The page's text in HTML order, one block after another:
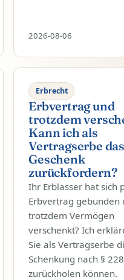
2026-08-06
Erbrecht
Erbvertrag und
trotzdem
Kann ich als
Vertragserbe
Geschenk
zurückfordern?
Ihr Erblasser hat sich
Erbvertrag gebunden
trotzdem Vermögen
verschenkt? Ich
Sie als Vertragserbe
Schenkung nach §
zurückholen können.